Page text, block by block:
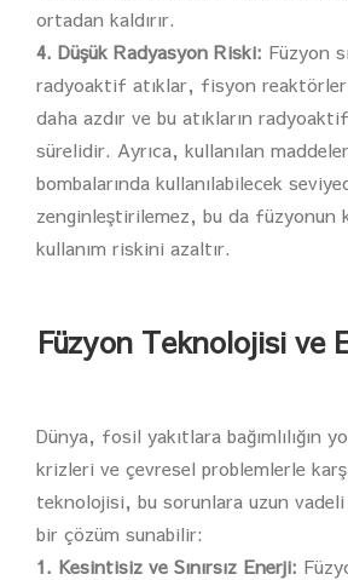
ortadan kaldırır.
4. Düşük Radyasyon Riski: Füzyon
radyoaktif atıklar, fisyon
daha azdır ve bu atıkların
sürelidir. Ayrıca, kullanılan
bombalarında kullanılabilecek
zenginleştirilemez, bu da füzyonun
kullanım riskini azaltır.
Füzyon Teknolojisi ve
Dünya, fosil yakıtlara bağımlılığın
krizleri ve çevresel problemlerle
teknolojisi, bu sorunlara uzun
bir çözüm sunabilir:
1. Kesintisiz ve Sınırsız Enerji: